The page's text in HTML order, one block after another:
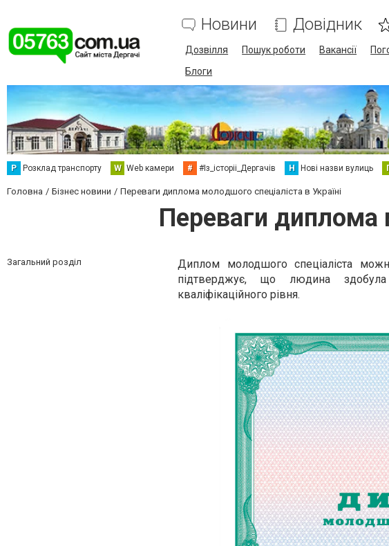
Новини Довідник
Дозвілля Пошук роботи Вакансії
Блоги
Р Розклад транспорту W Web камери # #Із_історіі_Дергачів Н Нові назви вулиць
Головна Бізнес новини Переваги диплома молодшого спеціаліста в Україні
Переваги диплома
Загальний розділ
Диплом молодшого спеціаліста
підтверджує, що людина
кваліфікаційного рівня.